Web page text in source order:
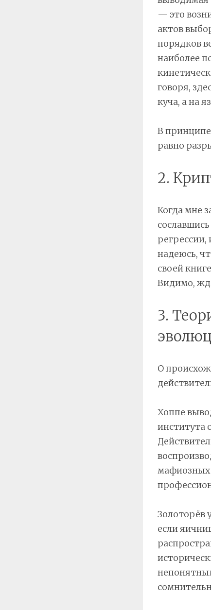
— это
актов
порядков
наиболее
говоря,
куча, а на
В
равно
2.
Когда мне
регрессии,
надеюсь,
своей
Видимо,
3.
О
Хоппе
института
мафиозных
Золоторёв
если